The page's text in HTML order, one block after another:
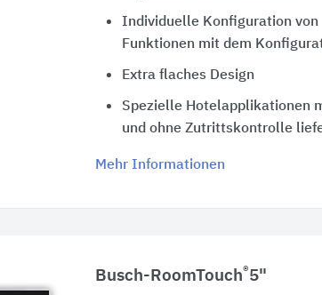
Individuelle Konfiguration von
Funktionen mit dem
Extra flaches Design
Spezielle Hotelapplikationen
und ohne Zutrittskontrolle
Mehr Informationen
Busch-RoomTouch®5"